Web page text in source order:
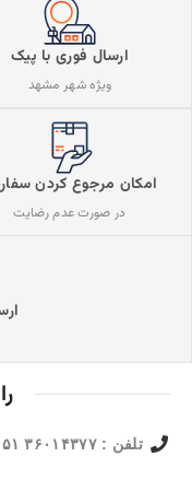
ارسال فوری با پیک
ویژه شهر مشهد
امکان مرجوع کردن
در صورت عدم رضایت
تلفن : ۳۶۰۱۴۳۷۷ ۰۵۱